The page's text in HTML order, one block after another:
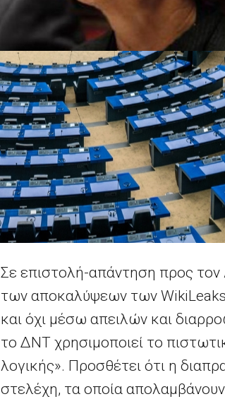
Σε επιστολή-απάντηση προς τον
των αποκαλύψεων των WikiLeaks,
και όχι μέσω απειλών και
το ΔΝΤ χρησιμοποιεί το
λογικής». Προσθέτει ότι η
στελέχη, τα οποία